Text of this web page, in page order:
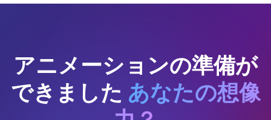
アニメーションの準備が
できました あなたの想像